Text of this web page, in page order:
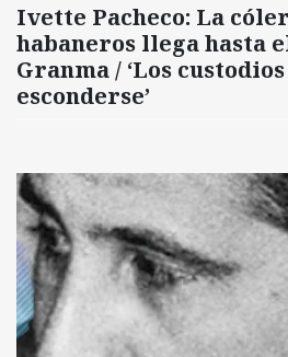
Ivette Pacheco: La
habaneros llega hasta
Granma / ‘Los
esconderse’